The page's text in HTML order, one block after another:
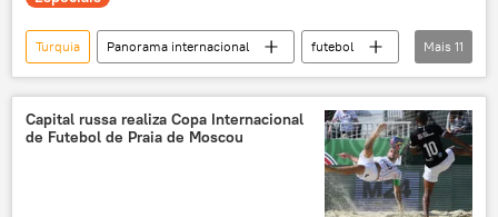
Turquia Panorama internacional
futebol
Moscou
Corinthians
Rússia
futebol de areia
beach soccer
esporte
exclusiva
Lokomotiv Moscou
Mais 11
Capital russa realiza Copa Internacional
de Futebol de Praia de Moscou